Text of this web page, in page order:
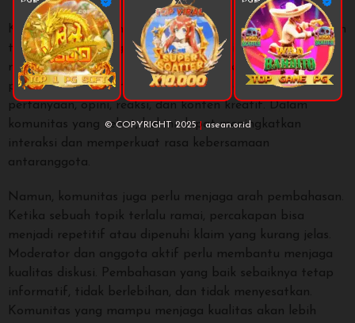
Komunitas online mendapatkan energi baru ketika sebuah
topik seperti Starlight Princess menjadi sorotan. Diskusi
menjadi lebih hidup karena anggota memiliki bahan
pembahasan bersama. Topik populer dapat memicu
pertanyaan, opini, reaksi, dan konten kreatif. Dalam
komunitas yang sehat, hal ini dapat meningkatkan
interaksi dan memperkuat rasa kebersamaan
antaranggota.
Namun, komunitas juga perlu menjaga arah pembahasan.
Ketika sebuah topik terlalu ramai, percakapan bisa
menjadi repetitif atau dipenuhi klaim yang kurang jelas.
Moderator dan anggota aktif perlu membantu menjaga
kualitas diskusi. Pembahasan yang baik sebaiknya tetap
informatif, tidak berlebihan, dan tidak menyesatkan.
Komunitas yang mampu menjaga kualitas akan lebih
© COPYRIGHT 2025|asean.or.id